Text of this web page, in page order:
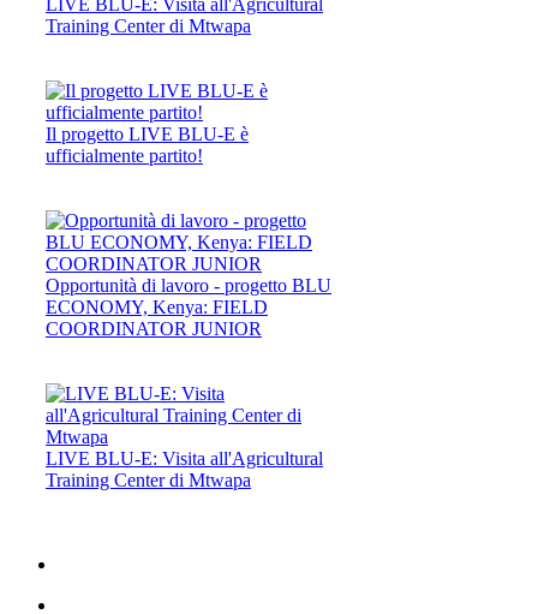
LIVE BLU-E: Visita all'Agricultural
Training Center di Mtwapa
Il progetto LIVE BLU-E è
ufficialmente partito!
Opportunità di lavoro - progetto BLU
ECONOMY, Kenya: FIELD
COORDINATOR JUNIOR
LIVE BLU-E: Visita all'Agricultural
Training Center di Mtwapa